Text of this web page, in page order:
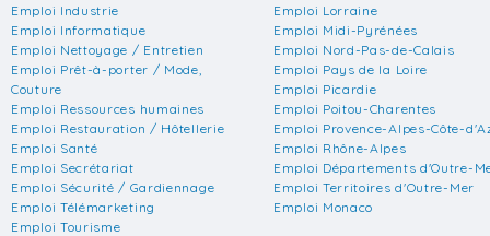
Emploi Industrie
Emploi Informatique
Emploi Nettoyage / Entretien
Emploi Prêt-à-porter / Mode,
Couture
Emploi Ressources humaines
Emploi Restauration / Hôtellerie
Emploi Santé
Emploi Secrétariat
Emploi Sécurité / Gardiennage
Emploi Télémarketing
Emploi Tourisme
Emploi Lorraine
Emploi Midi-Pyrénées
Emploi Nord-Pas-de-Calais
Emploi Pays de la Loire
Emploi Picardie
Emploi Poitou-Charentes
Emploi Provence-Alpes-Côte-
Emploi Rhône-Alpes
Emploi Départements d'Outre-
Emploi Territoires d'Outre-Mer
Emploi Monaco